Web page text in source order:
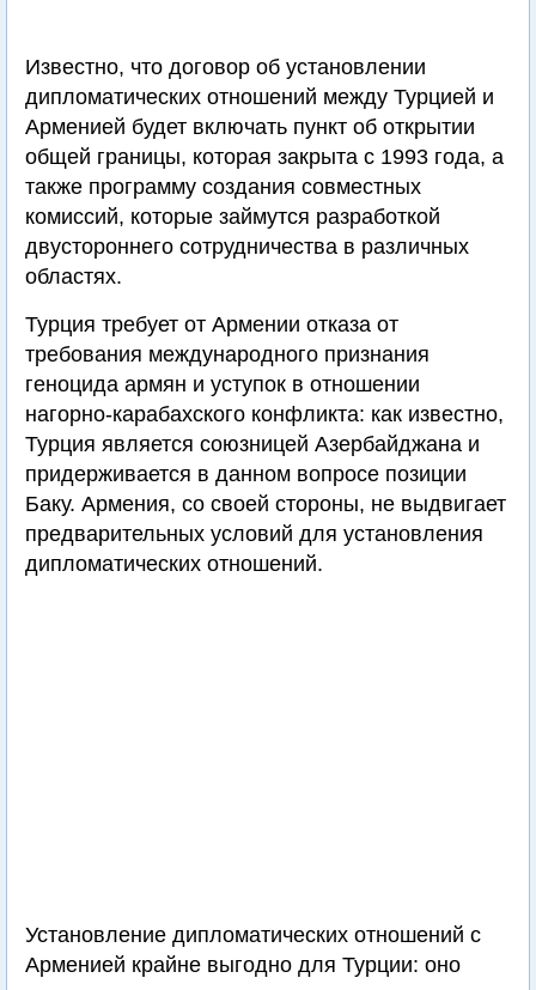
Известно, что договор об установлении
дипломатических отношений между Турцией и
Арменией будет включать пункт об открытии
общей границы, которая закрыта с 1993 года, а
также программу создания совместных
комиссий, которые займутся разработкой
двустороннего сотрудничества в различных
областях.
Турция требует от Армении отказа от
требования международного признания
геноцида армян и уступок в отношении
нагорно-карабахского конфликта: как известно,
Турция является союзницей Азербайджана и
придерживается в данном вопросе позиции
Баку. Армения, со своей стороны, не выдвигает
предварительных условий для установления
дипломатических отношений.
Установление дипломатических отношений с
Арменией крайне выгодно для Турции: оно